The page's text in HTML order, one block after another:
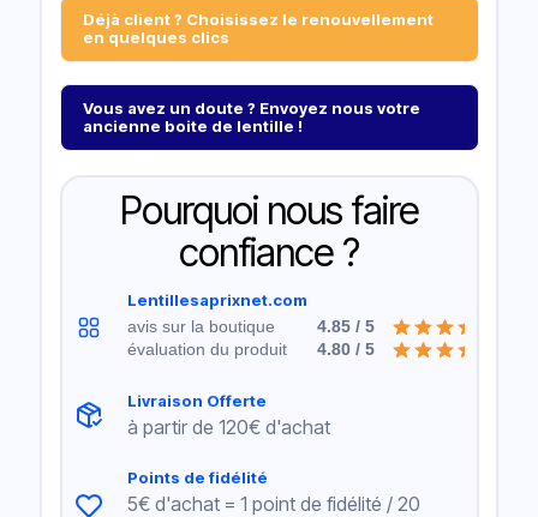
Déjà client ? Choisissez le renouvellement
en quelques clics
Vous avez un doute ? Envoyez nous votre
ancienne boite de lentille !
Pourquoi nous faire
confiance ?
Lentillesaprixnet.com
avis sur la boutique
4.85 / 5
évaluation du produit
4.80 / 5
Livraison Offerte
à partir de 120€ d'achat
Points de fidélité
5€ d'achat = 1 point de fidélité / 20